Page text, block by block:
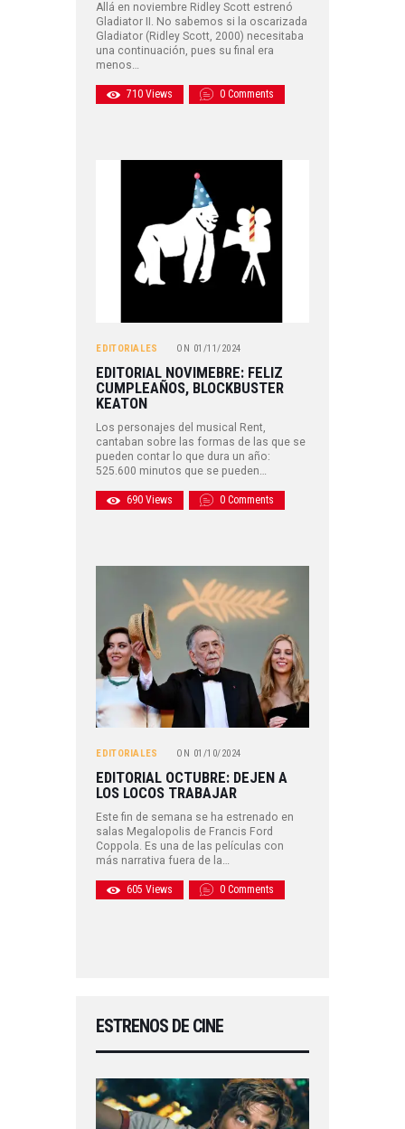
Allá en noviembre Ridley Scott estrenó
Gladiator II. No sabemos si la oscarizada
Gladiator (Ridley Scott, 2000) necesitaba
una continuación, pues su final era
menos…
710 Views 0 Comments
EDITORIALES ON 01/11/2024
EDITORIAL NOVIMEBRE: FELIZ
CUMPLEAÑOS, BLOCKBUSTER
KEATON
Los personajes del musical Rent,
cantaban sobre las formas de las que se
pueden contar lo que dura un año:
525.600 minutos que se pueden…
690 Views 0 Comments
EDITORIALES ON 01/10/2024
EDITORIAL OCTUBRE: DEJEN A
LOS LOCOS TRABAJAR
Este fin de semana se ha estrenado en
salas Megalopolis de Francis Ford
Coppola. Es una de las películas con
más narrativa fuera de la…
605 Views 0 Comments
ESTRENOS DE CINE